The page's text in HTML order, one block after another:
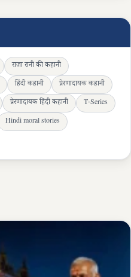
राजा रानी की कहानी
हिंदी कहानी
प्रेरणादायक कहानी
प्रेरणादायक हिंदी कहानी
T-Series
Hindi moral stories